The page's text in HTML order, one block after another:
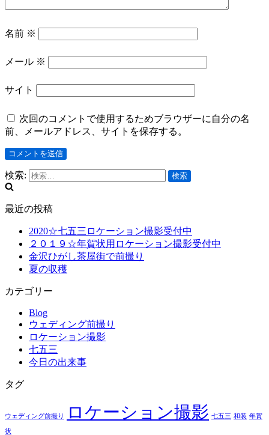
名前 ※
メール ※
サイト
次回のコメントで使用するためブラウザーに自分の名
前、メールアドレス、サイトを保存する。
検索:
最近の投稿
2020☆七五三ロケーション撮影受付中
２０１９☆年賀状用ロケーション撮影受付中
金沢ひがし茶屋街で前撮り
夏の収穫
カテゴリー
Blog
ウェディング前撮り
ロケーション撮影
七五三
今日の出来事
タグ
ウェディング前撮り ロケーション撮影 七五三 和装 年賀
状